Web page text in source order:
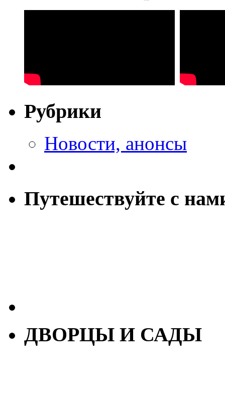
Рубрики
Новости, анонсы
Путешествуйте с
ДВОРЦЫ И САДЫ